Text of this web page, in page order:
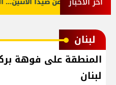
لبنان
المنطقة على فوهة
لبنان